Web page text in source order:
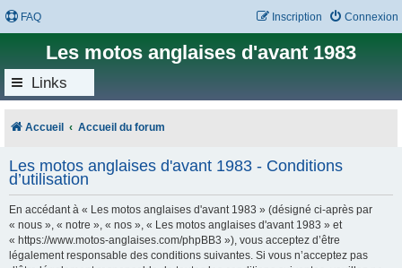
FAQ Connexion
Inscription
Les motos anglaises d'avant 1983
Links
Accueil Accueil du forum
Les motos anglaises d'avant 1983 - Conditions
d’utilisation
En accédant à « Les motos anglaises d'avant 1983 » (désigné ci-après par
« nous », « notre », « nos », « Les motos anglaises d'avant 1983 » et
« https://www.motos-anglaises.com/phpBB3 »), vous acceptez d’être
légalement responsable des conditions suivantes. Si vous n’acceptez pas